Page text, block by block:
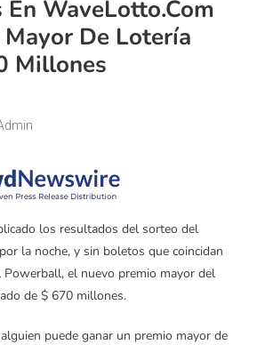
WaveLotto.com
De Lotería
Millones
los resultados del sorteo del
la noche, y sin boletos que coincidan
el nuevo premio mayor del
de $ 670 millones.
puede ganar un premio mayor de